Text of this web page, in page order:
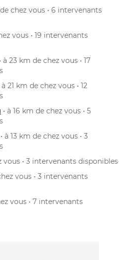
de chez vous • 6 intervenants
vous • 19 intervenants
• à 23 km de chez vous • 17
à 21 km de chez vous • 12
• à 16 km de chez vous • 5
• à 13 km de chez vous • 3
vous • 3 intervenants disponibles
vous • 3 intervenants
vous • 7 intervenants